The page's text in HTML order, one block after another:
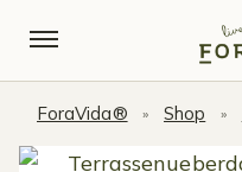
ForaVida® » Shop »